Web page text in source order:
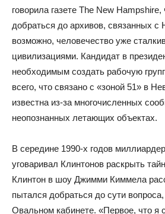
говорила газете The New
добраться до архивов, связанных с
возможно, человечество уже
цивилизациями. Кандидат в
необходимым создать рабочую
всего, что связано с «зоной 51» в
известна из-за многочисленных
неопознанных летающих объектах.
В середине 1990-х годов
уговаривал Клинтонов раскрыть
Клинтон в шоу Джимми Киммела
пытался добраться до сути
Овальном кабинете. «Первое, что я